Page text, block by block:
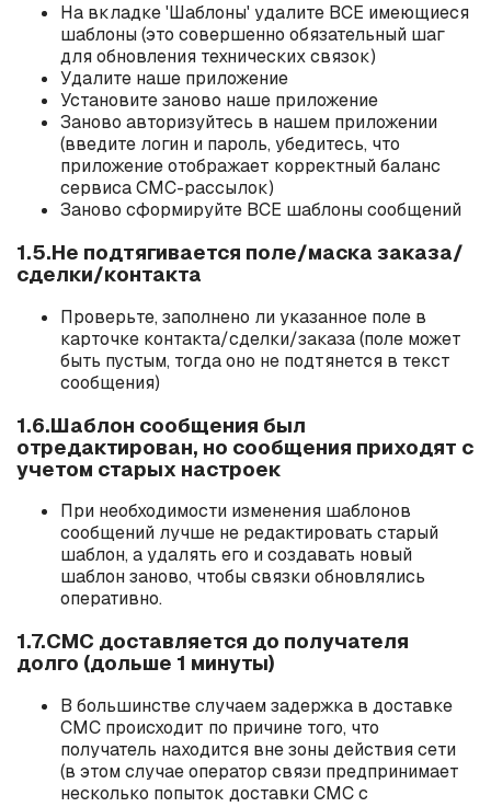
На вкладке 'Шаблоны' удалите ВСЕ имеющиеся
шаблоны (это совершенно обязательный шаг
для обновления технических связок)
Удалите наше приложение
Установите заново наше приложение
Заново авторизуйтесь в нашем приложении
(введите логин и пароль, убедитесь, что
приложение отображает корректный баланс
сервиса СМС-рассылок)
Заново сформируйте ВСЕ шаблоны сообщений
1.5.Не подтягивается поле/маска заказа/
сделки/контакта
Проверьте, заполнено ли указанное поле в
карточке контакта/сделки/заказа (поле может
быть пустым, тогда оно не подтянется в текст
сообщения)
1.6.Шаблон сообщения был
отредактирован, но сообщения приходят с
учетом старых настроек
При необходимости изменения шаблонов
сообщений лучше не редактировать старый
шаблон, а удалять его и создавать новый
шаблон заново, чтобы связки обновлялись
оперативно.
1.7.СМС доставляется до получателя
долго (дольше 1 минуты)
В большинстве случаем задержка в доставке
СМС происходит по причине того, что
получатель находится вне зоны действия сети
(в этом случае оператор связи предпринимает
несколько попыток доставки СМС с